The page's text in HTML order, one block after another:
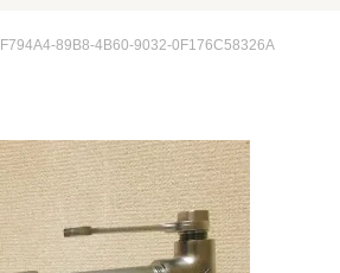
89B8-4B60-9032-0F176C58326A